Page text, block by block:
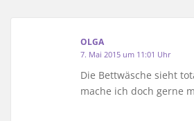
OLGA
7. Mai 2015 um 11:01 Uhr
Die Bettwäsche sieht
mache ich doch gerne